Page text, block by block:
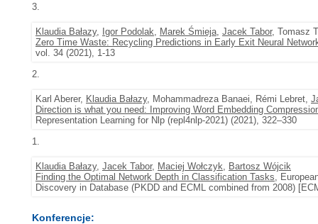
3.
Klaudia Bałazy, Igor Podolak, Marek Śmieja, Jacek Tabor, Tomasz
Zero Time Waste: Recycling Predictions in Early Exit Neural
vol. 34 (2021), 1-13
2.
Karl Aberer, Klaudia Bałazy, Mohammadreza Banaei, Rémi Lebret,
Direction is what you need: Improving Word Embedding
Representation Learning for Nlp (repl4nlp-2021) (2021), 322–330
1.
Klaudia Bałazy, Jacek Tabor, Maciej Wołczyk, Bartosz Wójcik
Finding the Optimal Network Depth in Classification Tasks,
Discovery in Database (PKDD and ECML combined from 2008)
Konferencje: